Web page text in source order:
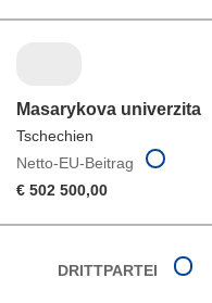
Masarykova univerzita
Tschechien
Netto-EU-Beitrag
€ 502 500,00
DRITTPARTEI